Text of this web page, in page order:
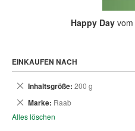
Happy Dayvom
EINKAUFEN NACH
Inhaltsgröße 200 g
Dies
Marke Raab
Dies
Alles löschen